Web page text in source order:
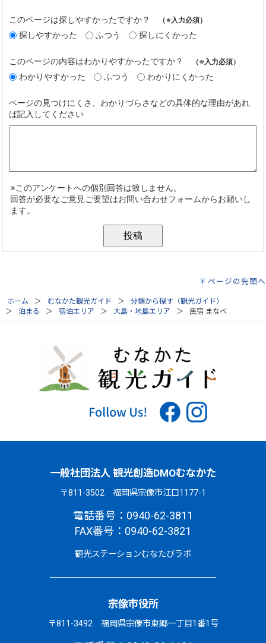
ページの先頭へ
ホーム むなかた観光ガイド
分類から探す（観光ガイド）
泊まる
宿泊エリア 大島・地島エリア 民宿 まなべ
一般社団法人 観光創造DMOむなかた
〒811-3502 福岡県宗像市江口1177-1
電話番号：0940-62-3811
FAX番号：0940-62-3821
観光ステーションむなたびラボ
宗像市役所
〒811-3492 福岡県宗像市東郷一丁目1番1号